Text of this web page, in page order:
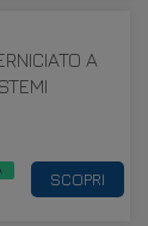
A
SCOPRI